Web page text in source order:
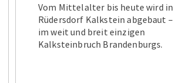
Vom Mittelalter bis heute wird in
Rüdersdorf Kalkstein abgebaut –
im weit und breit einzigen
Kalksteinbruch Brandenburgs.